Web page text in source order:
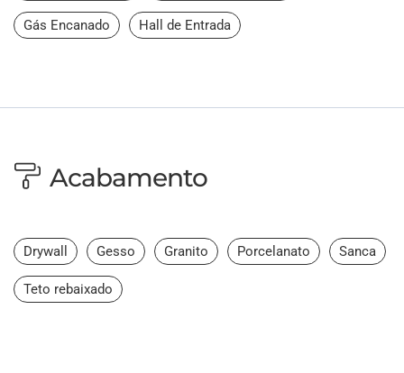
Gás Encanado Hall de Entrada
Acabamento
Drywall Gesso Granito Porcelanato Sanca
Teto rebaixado